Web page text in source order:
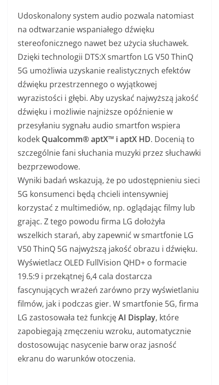
Udoskonalony system audio pozwala natomiast
na odtwarzanie wspaniałego dźwięku
stereofonicznego nawet bez użycia słuchawek.
Dzięki technologii DTS:X smartfon LG V50 ThinQ
5G umożliwia uzyskanie realistycznych efektów
dźwięku przestrzennego o wyjątkowej
wyrazistości i głębi. Aby uzyskać najwyższą jakość
dźwięku i możliwie najniższe opóźnienie w
przesyłaniu sygnału audio smartfon wspiera
kodek Qualcomm®aptX™ i aptX HD. Docenią to
szczególnie fani słuchania muzyki przez słuchawki
bezprzewodowe.
Wyniki badań wskazują, że po udostępnieniu sieci
5G konsumenci będą chcieli intensywniej
korzystać z multimediów, np. oglądając filmy lub
grając. Z tego powodu firma LG dołożyła
wszelkich starań, aby zapewnić w smartfonie LG
V50 ThinQ 5G najwyższą jakość obrazu i dźwięku.
Wyświetlacz OLED FullVision QHD+ o formacie
19.5:9 i przekątnej 6,4 cala dostarcza
fascynujących wrażeń zarówno przy wyświetlaniu
filmów, jak i podczas gier. W smartfonie 5G, firma
LG zastosowała też funkcjęAI Display, które
zapobiegają zmęczeniu wzroku, automatycznie
dostosowując nasycenie barw oraz jasność
ekranu do warunków otoczenia.